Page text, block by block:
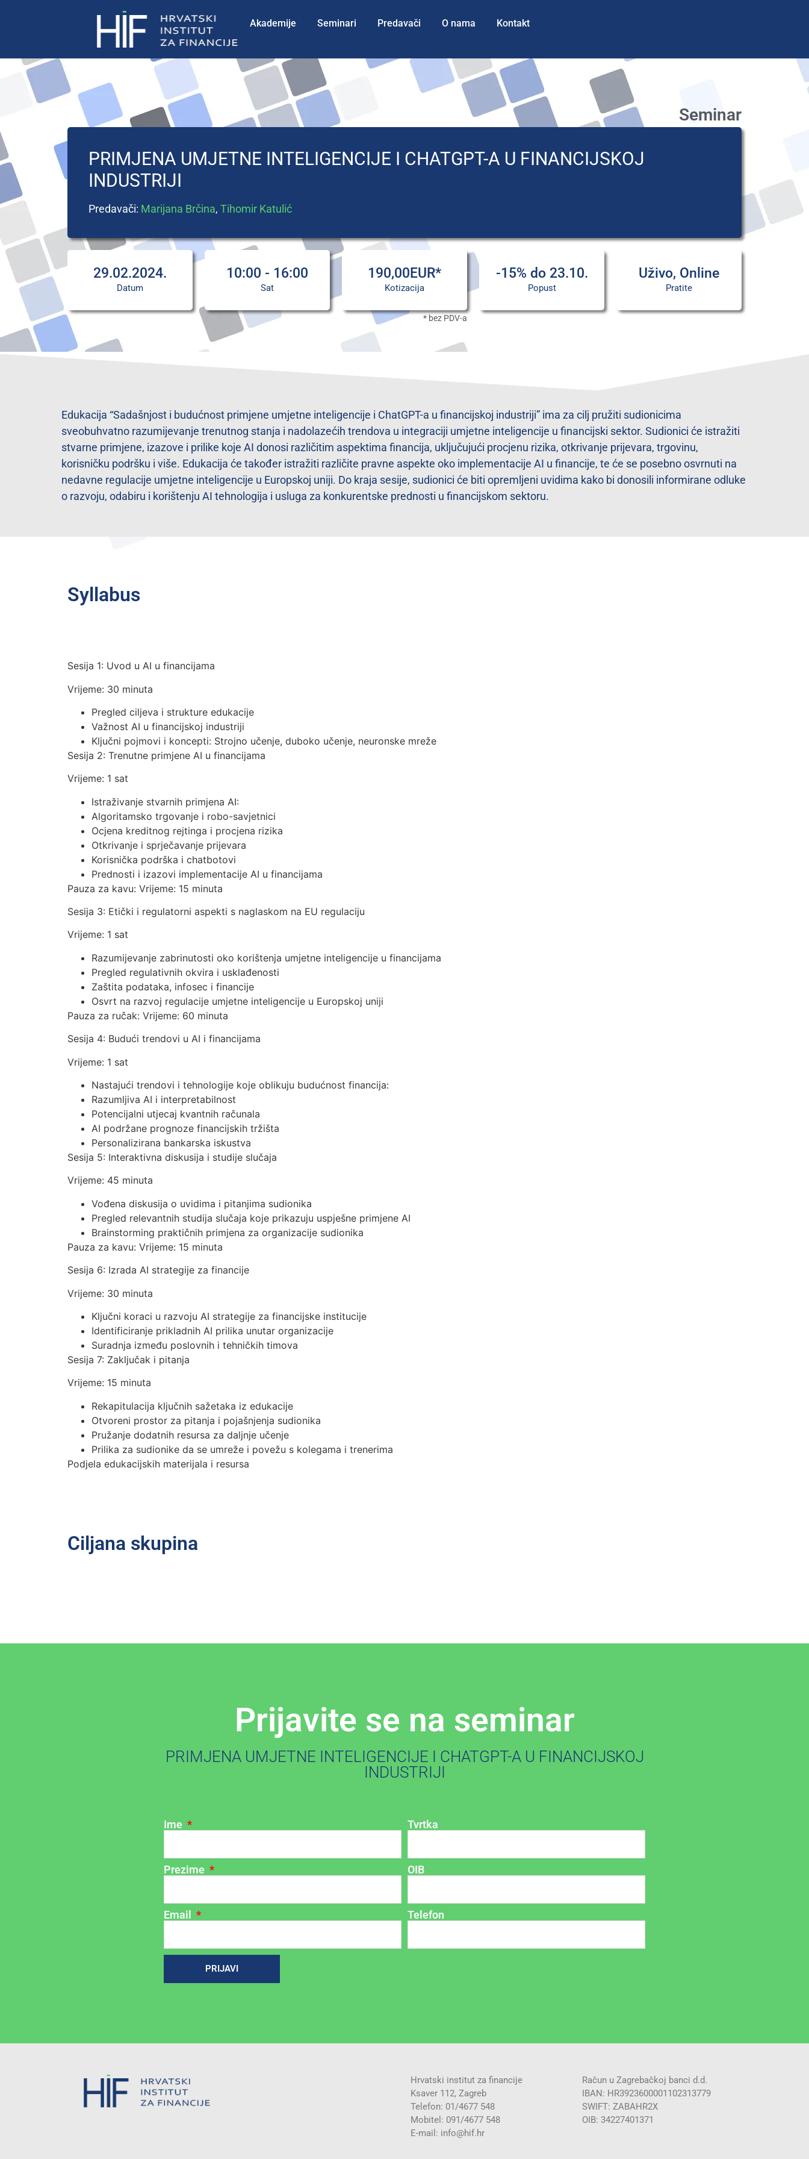
Akademije Seminari Predavači O nama Kontakt
Seminar
PRIMJENA UMJETNE INTELIGENCIJE I CHATGPT-A U FINANCIJSKOJ
INDUSTRIJI
Predavači: Marijana Brčina, Tihomir Katulić
29.02.2024.
Datum
10:00 - 16:00
Sat
190,00EUR*
Kotizacija
* bez PDV-a
-15% do 23.10.
Popust
Uživo, Online
Pratite
Edukacija “Sadašnjost i budućnost primjene umjetne inteligencije i ChatGPT-a u financijskoj industriji” ima za cilj pružiti sudionicima
sveobuhvatno razumijevanje trenutnog stanja i nadolazećih trendova u integraciji umjetne inteligencije u financijski sektor. Sudionici će istražiti
stvarne primjene, izazove i prilike koje AI donosi različitim aspektima financija, uključujući procjenu rizika, otkrivanje prijevara, trgovinu,
korisničku podršku i više. Edukacija će također istražiti različite pravne aspekte oko implementacije AI u financije, te će se posebno osvrnuti na
nedavne regulacije umjetne inteligencije u Europskoj uniji. Do kraja sesije, sudionici će biti opremljeni uvidima kako bi donosili informirane odluke
o razvoju, odabiru i korištenju AI tehnologija i usluga za konkurentske prednosti u financijskom sektoru.
Syllabus
Sesija 1: Uvod u AI u financijama
Vrijeme: 30 minuta
Pregled ciljeva i strukture edukacije
Važnost AI u financijskoj industriji
Ključni pojmovi i koncepti: Strojno učenje, duboko učenje, neuronske mreže
Sesija 2: Trenutne primjene AI u financijama
Vrijeme: 1 sat
Istraživanje stvarnih primjena AI:
Algoritamsko trgovanje i robo-savjetnici
Ocjena kreditnog rejtinga i procjena rizika
Otkrivanje i sprječavanje prijevara
Korisnička podrška i chatbotovi
Prednosti i izazovi implementacije AI u financijama
Pauza za kavu: Vrijeme: 15 minuta
Sesija 3: Etički i regulatorni aspekti s naglaskom na EU regulaciju
Vrijeme: 1 sat
Razumijevanje zabrinutosti oko korištenja umjetne inteligencije u financijama
Pregled regulativnih okvira i usklađenosti
Zaštita podataka, infosec i financije
Osvrt na razvoj regulacije umjetne inteligencije u Europskoj uniji
Pauza za ručak: Vrijeme: 60 minuta
Sesija 4: Budući trendovi u AI i financijama
Vrijeme: 1 sat
Nastajući trendovi i tehnologije koje oblikuju budućnost financija:
Razumljiva AI i interpretabilnost
Potencijalni utjecaj kvantnih računala
AI podržane prognoze financijskih tržišta
Personalizirana bankarska iskustva
Sesija 5: Interaktivna diskusija i studije slučaja
Vrijeme: 45 minuta
Vođena diskusija o uvidima i pitanjima sudionika
Pregled relevantnih studija slučaja koje prikazuju uspješne primjene AI
Brainstorming praktičnih primjena za organizacije sudionika
Pauza za kavu: Vrijeme: 15 minuta
Sesija 6: Izrada AI strategije za financije
Vrijeme: 30 minuta
Ključni koraci u razvoju AI strategije za financijske institucije
Identificiranje prikladnih AI prilika unutar organizacije
Suradnja između poslovnih i tehničkih timova
Sesija 7: Zaključak i pitanja
Vrijeme: 15 minuta
Rekapitulacija ključnih sažetaka iz edukacije
Otvoreni prostor za pitanja i pojašnjenja sudionika
Pružanje dodatnih resursa za daljnje učenje
Prilika za sudionike da se umreže i povežu s kolegama i trenerima
Podjela edukacijskih materijala i resursa
Ciljana skupina
Prijavite se na seminar
PRIMJENA UMJETNE INTELIGENCIJE I CHATGPT-A U FINANCIJSKOJ
INDUSTRIJI
Ime Tvrtka
Prezime OIB
Email Telefon
PRIJAVI
Hrvatski institut za financije
Ksaver 112, Zagreb
Telefon: 01/4677 548
Mobitel: 091/4677 548
E-mail: info@hif.hr
Račun u Zagrebačkoj banci d.d.
IBAN: HR3923600001102313779
SWIFT: ZABAHR2X
OIB: 34227401371